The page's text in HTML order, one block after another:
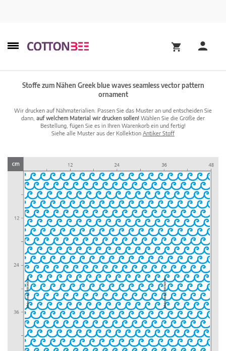
Stoffe zum Nähen Greek blue waves seamless vector pattern
ornament
Wir drucken auf Nähmaterialien. Passen Sie das Muster an und entscheiden Sie
dann, auf welchem Material wir drucken sollen! Wählen Sie die Größe der
Bestellung, fügen Sie es in Ihren Warenkorb ein und fertig!
Siehe alle Muster aus der Kollektion Antiker Stoff